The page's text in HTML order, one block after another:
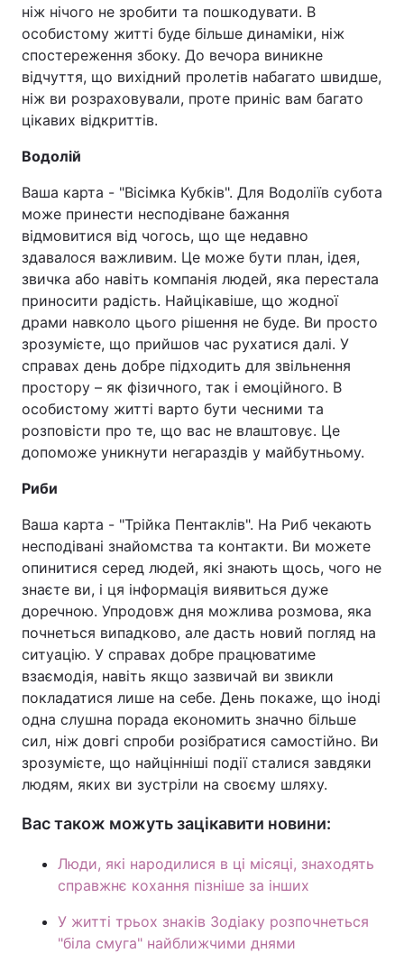
ніж нічого не зробити та пошкодувати. В
особистому житті буде більше динаміки, ніж
спостереження збоку. До вечора виникне
відчуття, що вихідний пролетів набагато швидше,
ніж ви розраховували, проте приніс вам багато
цікавих відкриттів.
Водолій
Ваша карта - "Вісімка Кубків". Для Водоліїв субота
може принести несподіване бажання
відмовитися від чогось, що ще недавно
здавалося важливим. Це може бути план, ідея,
звичка або навіть компанія людей, яка перестала
приносити радість. Найцікавіше, що жодної
драми навколо цього рішення не буде. Ви просто
зрозумієте, що прийшов час рухатися далі. У
справах день добре підходить для звільнення
простору – як фізичного, так і емоційного. В
особистому житті варто бути чесними та
розповісти про те, що вас не влаштовує. Це
допоможе уникнути негараздів у майбутньому.
Риби
Ваша карта - "Трійка Пентаклів". На Риб чекають
несподівані знайомства та контакти. Ви можете
опинитися серед людей, які знають щось, чого не
знаєте ви, і ця інформація виявиться дуже
доречною. Упродовж дня можлива розмова, яка
почнеться випадково, але дасть новий погляд на
ситуацію. У справах добре працюватиме
взаємодія, навіть якщо зазвичай ви звикли
покладатися лише на себе. День покаже, що іноді
одна слушна порада економить значно більше
сил, ніж довгі спроби розібратися самостійно. Ви
зрозумієте, що найцінніші події сталися завдяки
людям, яких ви зустріли на своєму шляху.
Вас також можуть зацікавити новини:
Люди, які народилися в ці місяці, знаходять
справжнє кохання пізніше за інших
У житті трьох знаків Зодіаку розпочнеться
"біла смуга" найближчими днями